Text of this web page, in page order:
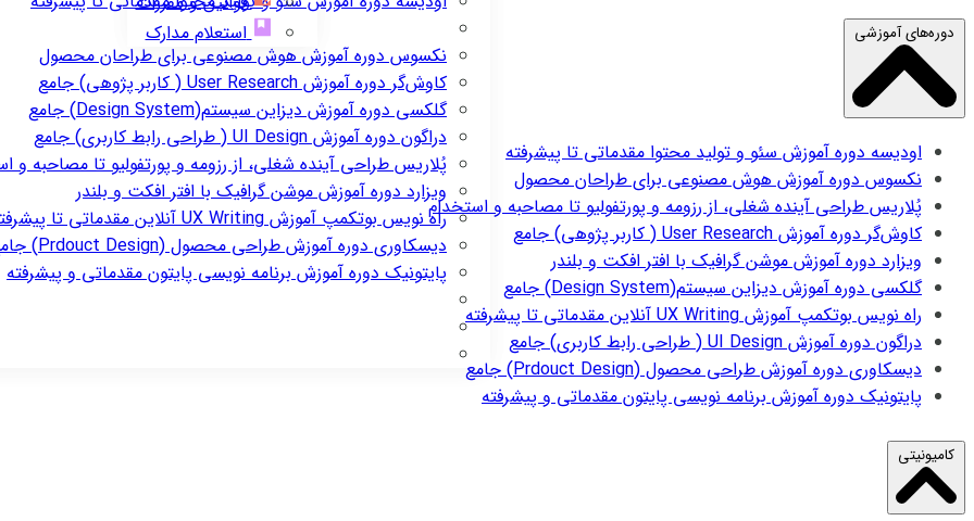
نکسوسدوره آموزش هوش مصنوعی برای طراحان محصول
کاوش‌گردوره آموزش User Research ( کاربر پژوهی) جامع
گلکسیدوره آموزش دیزاین سیستم(Design System) جامع
دراگوندوره آموزش UI Design ( طراحی رابط کاربری) جامع
پُلاریسطراحی آینده شغلی، از رزومه و پورتفولیو تا مصاحبه و
ویزارددوره آموزش موشن گرافیک با افتر افکت و بلندر
راه نویسبوتکمپ آموزش UX Writing آنلاین مقدماتی تا پیشرفته
دیسکاوریدوره آموزش طراحی محصول (Prdouct Design) جامع
پایتونیکدوره آموزش برنامه نویسی پایتون مقدماتی و پیشرفته
استعلام مدارک
دوره‌های آموزشی
اودیسهدوره آموزش سئو و تولید محتوا مقدماتی تا پیشرفته
نکسوسدوره آموزش هوش مصنوعی برای طراحان محصول
پُلاریسطراحی آینده شغلی، از رزومه و پورتفولیو تا مصاحبه و استخدام
کاوش‌گردوره آموزش User Research ( کاربر پژوهی) جامع
ویزارددوره آموزش موشن گرافیک با افتر افکت و بلندر
گلکسیدوره آموزش دیزاین سیستم(Design System) جامع
راه نویسبوتکمپ آموزش UX Writing آنلاین مقدماتی تا پیشرفته
دراگوندوره آموزش UI Design ( طراحی رابط کاربری) جامع
دیسکاوریدوره آموزش طراحی محصول (Prdouct Design) جامع
پایتونیکدوره آموزش برنامه نویسی پایتون مقدماتی و پیشرفته
کامیونیتی